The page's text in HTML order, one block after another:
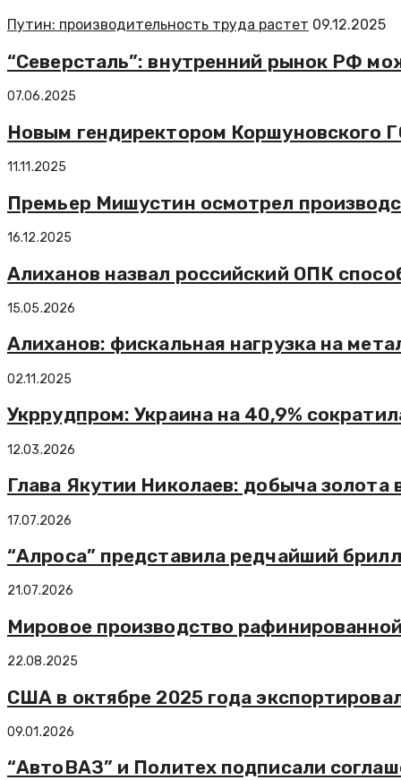
Путин: производительность труда растет 09.12.2025
“Северсталь”: внутренний рынок РФ
07.06.2025
Новым гендиректором Коршуновского
11.11.2025
Премьер Мишустин осмотрел
16.12.2025
Алиханов назвал российский ОПК
15.05.2026
Алиханов: фискальная нагрузка на
02.11.2025
Укррудпром: Украина на 40,9%
12.03.2026
Глава Якутии Николаев: добыча
17.07.2026
“Алроса” представила редчайший
21.07.2026
Мировое производство
22.08.2025
США в октябре 2025 года
09.01.2026
“АвтоВАЗ” и Политех подписали